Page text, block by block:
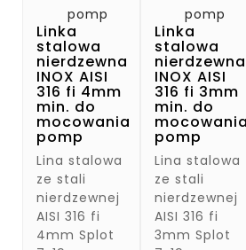
Linka
stalowa
nierdzewna
INOX AISI
316 fi 4mm
min. do
mocowania
pomp
Lina stalowa
ze stali
nierdzewnej
AISI 316 fi
4mm Splot
Linka
stalowa
nierdzewna
INOX AISI
316 fi 3mm
min. do
mocowania
pomp
Lina stalowa
ze stali
nierdzewnej
AISI 316 fi
3mm Splot